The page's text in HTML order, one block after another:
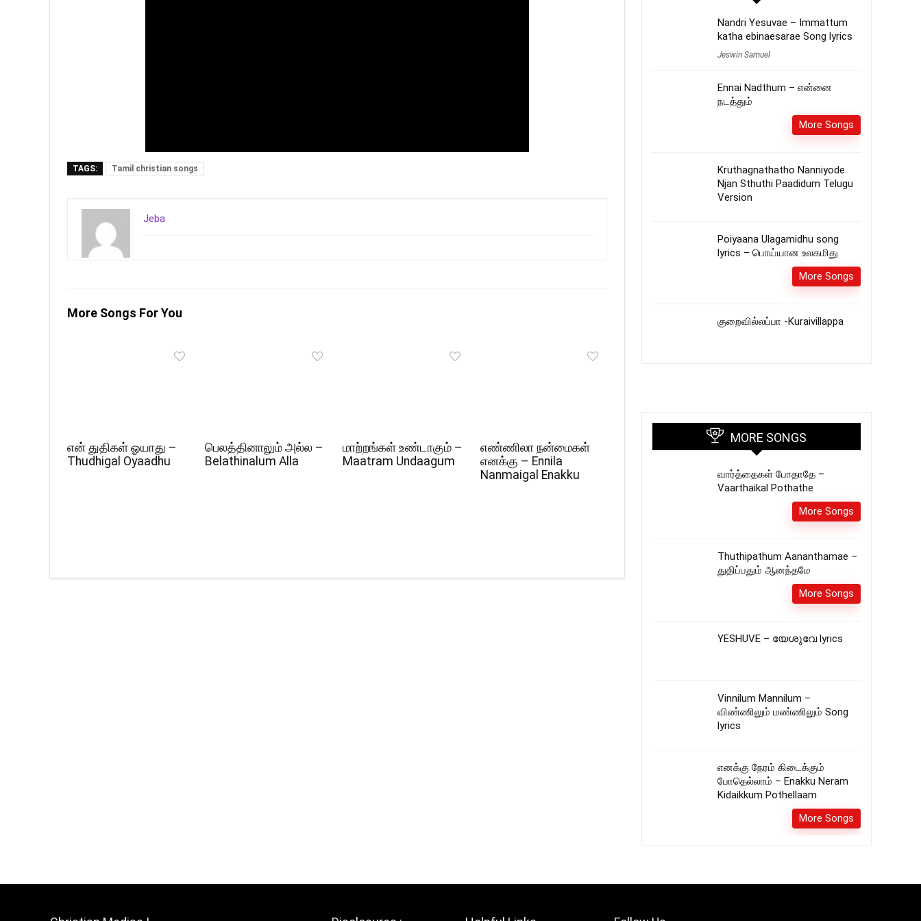
TAGS: Tamil christian songs
Jeba
More Songs For You
என் துதிகள் ஓயாது –
Thudhigal Oyaadhu
பெலத்தினாலும் அல்ல –
Belathinalum Alla
மாற்றங்கள் உண்டாகும் –
Maatram Undaagum
எண்ணிலா நன்மைகள்
எனக்கு – Ennila
Nanmaigal Enakku
Nandri Yesuvae – Immattum
katha ebinaesarae Song lyrics
Jeswin Samuel
Ennai Nadthum – என்னை
நடத்தும்
More Songs
Kruthagnathatho Nanniyode
Njan Sthuthi Paadidum Telugu
Version
Poiyaana Ulagamidhu song
lyrics – பொய்யான உலகமிது
More Songs
குறைவில்லப்பா -Kuraivillappa
MORE SONGS
வார்த்தைகள் போதாதே –
Vaarthaikal Pothathe
More Songs
Thuthipathum Aananthamae –
துதிப்பதும் ஆனந்தமே
More Songs
YESHUVE – യേശുവേ lyrics
Vinnilum Mannilum –
விண்ணிலும் மண்ணிலும் Song
lyrics
எனக்கு நேரம் கிடைக்கும்
போதெல்லாம் – Enakku Neram
Kidaikkum Pothellaam
More Songs